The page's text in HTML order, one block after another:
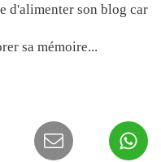
d'alimenter son blog car
sa mémoire...